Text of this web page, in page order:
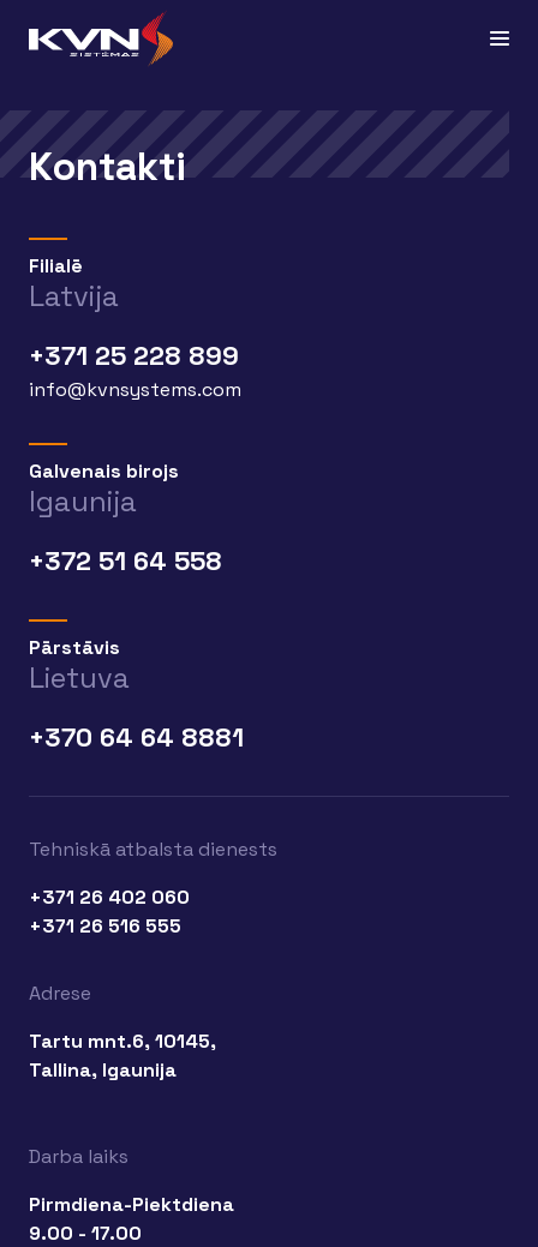
Kontakti
Filialē
Latvija
+371 25 228 899
info@kvnsystems.com
Galvenais birojs
Igaunija
+372 51 64 558
Pārstāvis
Lietuva
+370 64 64 8881
Tehniskā atbalsta dienests
+371 26 402 060
+371 26 516 555
Adrese
Tartu mnt.6, 10145,
Tallina, Igaunija
Darba laiks
Pirmdiena-Piektdiena
9.00 - 17.00